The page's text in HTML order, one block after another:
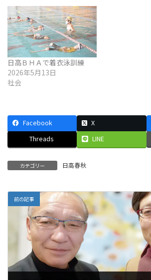
日高ＢＨＡで着衣泳訓練
2026年5月13日
社会
Facebook X
Threads
LINE
カテゴリー 日高春秋
前の記事